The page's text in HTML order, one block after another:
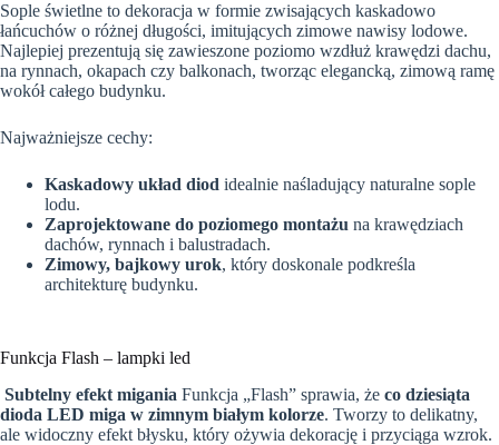
Sople świetlne to dekoracja w formie zwisających kaskadowo
łańcuchów o różnej długości, imitujących zimowe nawisy lodowe.
Najlepiej prezentują się zawieszone poziomo wzdłuż krawędzi dachu,
na rynnach, okapach czy balkonach, tworząc elegancką, zimową ramę
wokół całego budynku.
Najważniejsze cechy:
Kaskadowy układ diod idealnie naśladujący naturalne sople
lodu.
Zaprojektowane do poziomego montażu na krawędziach
dachów, rynnach i balustradach.
Zimowy, bajkowy urok, który doskonale podkreśla
architekturę budynku.
Funkcja Flash – lampki led
Subtelny efekt migania Funkcja „Flash” sprawia, że co dziesiąta
dioda LED miga w zimnym białym kolorze. Tworzy to delikatny,
ale widoczny efekt błysku, który ożywia dekorację i przyciąga wzrok.